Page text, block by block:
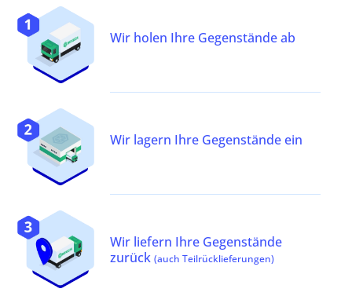
Wir holen Ihre Gegenstände ab
Wir lagern Ihre Gegenstände ein
Wir liefern Ihre Gegenstände
zurück (auch Teilrücklieferungen)